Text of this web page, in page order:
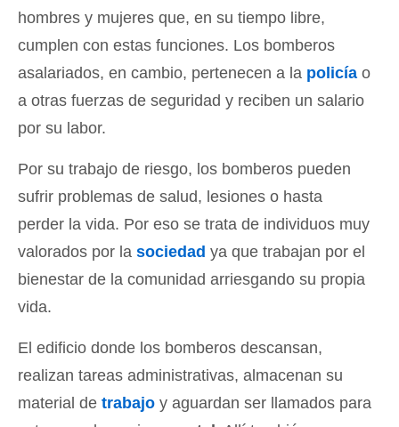
hombres y mujeres que, en su tiempo libre,
cumplen con estas funciones. Los bomberos
asalariados, en cambio, pertenecen a la policía o
a otras fuerzas de seguridad y reciben un salario
por su labor.
Por su trabajo de riesgo, los bomberos pueden
sufrir problemas de salud, lesiones o hasta
perder la vida. Por eso se trata de individuos muy
valorados por la sociedad ya que trabajan por el
bienestar de la comunidad arriesgando su propia
vida.
El edificio donde los bomberos descansan,
realizan tareas administrativas, almacenan su
material de trabajo y aguardan ser llamados para